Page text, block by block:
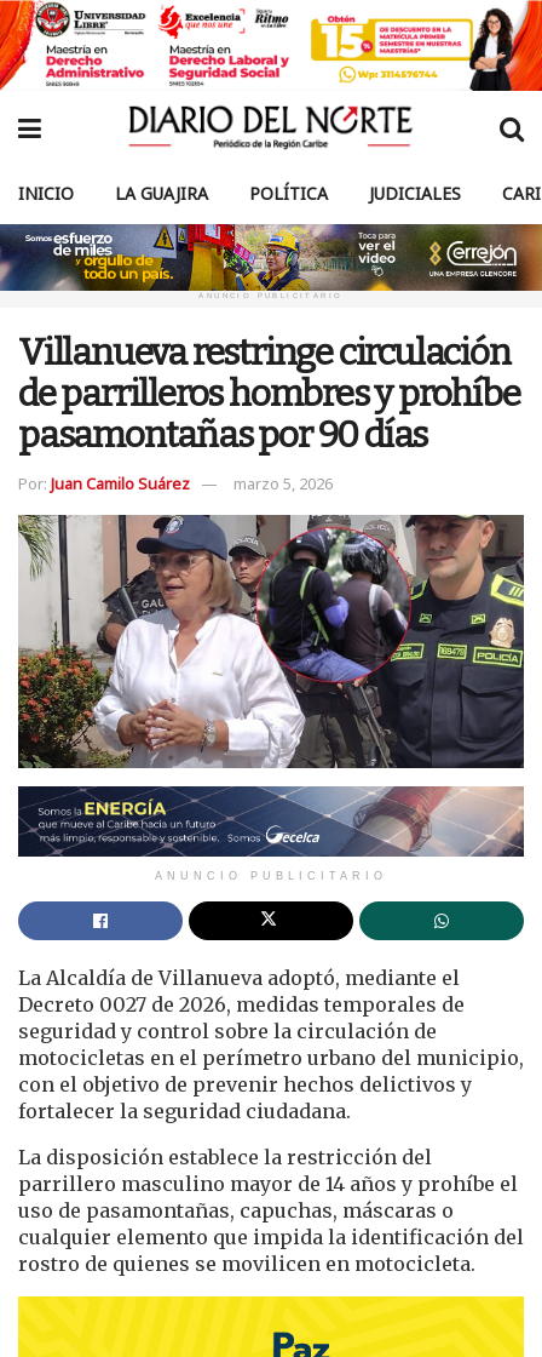
INICIO LA GUAJIRA POLÍTICA JUDICIALES
ANUNCIO PUBLICITARIO
Villanueva restringe circulación
de parrilleros hombres y prohíbe
pasamontañas por 90 días
Por: Juan Camilo Suárez marzo 5, 2026
ANUNCIO PUBLICITARIO
La Alcaldía de Villanueva adoptó, mediante el
Decreto 0027 de 2026, medidas temporales de
seguridad y control sobre la circulación de
motocicletas en el perímetro urbano del municipio,
con el objetivo de prevenir hechos delictivos y
fortalecer la seguridad ciudadana.
La disposición establece la restricción del
parrillero masculino mayor de 14 años y prohíbe el
uso de pasamontañas, capuchas, máscaras o
cualquier elemento que impida la identificación del
rostro de quienes se movilicen en motocicleta.